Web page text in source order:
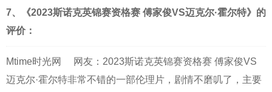
7、《2023斯诺克英锦赛资格赛 傅家俊VS迈克尔·霍尔特》的
评价：
Mtime时光网
网友：2023斯诺克英锦赛资格赛 傅家俊VS
迈克尔·霍尔特非常不错的一部伦理片，剧情不磨叽了，主要